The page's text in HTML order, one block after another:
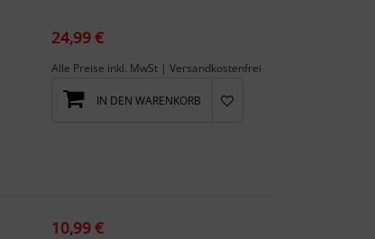
24,99 €
Alle Preise inkl. MwSt | Versandkostenfrei
IN DEN WARENKORB
10,99 €